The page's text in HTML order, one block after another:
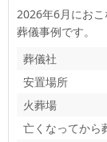
2026年6月におこ
葬儀事例です。
葬儀社
安置場所
火葬場
亡くなってから